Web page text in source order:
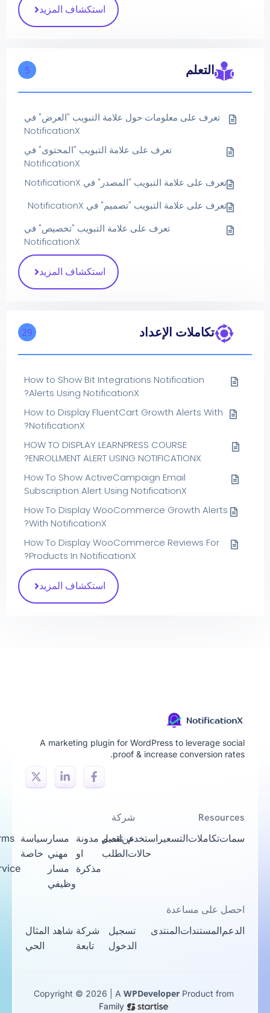
استكشاف المزيد
التعلم
تعرف على معلومات حول علامة التبويب "العرض" في
NotificationX
تعرف على علامة التبويب "المحتوى" في
NotificationX
تعرف على علامة التبويب "المصدر" في NotificationX
تعرف على علامة التبويب "تصميم" في NotificationX
تعرف على علامة التبويب "تخصيص" في
NotificationX
استكشاف المزيد
تكاملات الإعداد 29
How to Show Bit Integrations Notification
Alerts Using NotificationX?
How to Display FluentCart Growth Alerts With
NotificationX?
HOW TO DISPLAY LEARNPRESS COURSE
ENROLLMENT ALERT USING NOTIFICATIONX?
How To Show ActiveCampaign Email
Subscription Alert Using NotificationX
How To Display WooCommerce Growth Alerts
With NotificationX?
How To Display WooCommerce Reviews For
Products In NotificationX?
استكشاف المزيد
A marketing plugin for WordPress to leverage social
proof & increase conversion rates.
Resources
سماتتكاملاتالتسعيراستخدم
حالات
تقديم
الطلب
شركة
عناتصل مدونة
مذكرة
مسار
مهني
مسار
وظيفي
سياسة
خاصة
Terms
Service
احصل على مساعدة
الدعمالمستنداتالمنتدى
تسجيل
الدخول
شركة
تابعة
شاهد المثال
الحي
Copyright © 2026 | AWPDeveloperProduct from
Family